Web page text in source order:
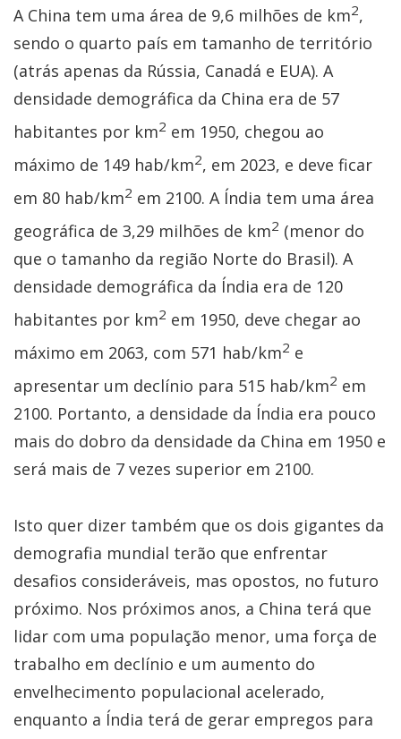
A China tem uma área de 9,6 milhões de km2,
sendo o quarto país em tamanho de território
(atrás apenas da Rússia, Canadá e EUA). A
densidade demográfica da China era de 57
habitantes por km2 em 1950, chegou ao
máximo de 149 hab/km2, em 2023, e deve ficar
em 80 hab/km2 em 2100. A Índia tem uma área
geográfica de 3,29 milhões de km2 (menor do
que o tamanho da região Norte do Brasil). A
densidade demográfica da Índia era de 120
habitantes por km2 em 1950, deve chegar ao
máximo em 2063, com 571 hab/km2 e
apresentar um declínio para 515 hab/km2 em
2100. Portanto, a densidade da Índia era pouco
mais do dobro da densidade da China em 1950 e
será mais de 7 vezes superior em 2100.
Isto quer dizer também que os dois gigantes da
demografia mundial terão que enfrentar
desafios consideráveis, mas opostos, no futuro
próximo. Nos próximos anos, a China terá que
lidar com uma população menor, uma força de
trabalho em declínio e um aumento do
envelhecimento populacional acelerado,
enquanto a Índia terá de gerar empregos para